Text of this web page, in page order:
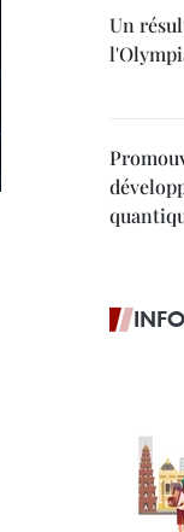
Un